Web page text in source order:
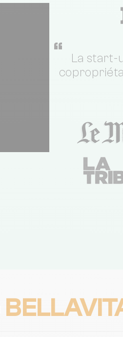
“
La start-